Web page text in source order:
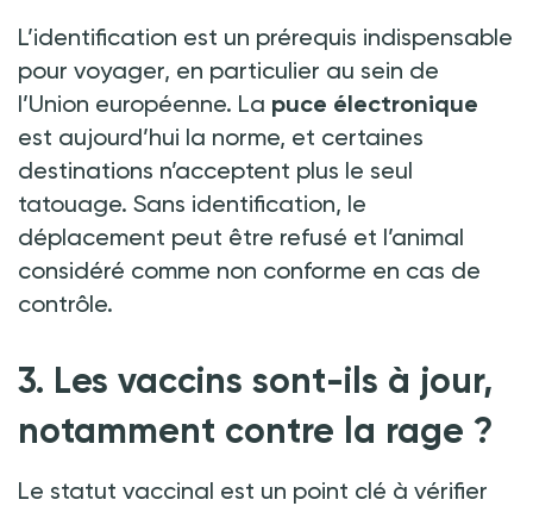
L’identification est un prérequis indispensable
pour voyager, en particulier au sein de
l’Union européenne. La puce électronique
est aujourd’hui la norme, et certaines
destinations n’acceptent plus le seul
tatouage. Sans identification, le
déplacement peut être refusé et l’animal
considéré comme non conforme en cas de
contrôle.
3. Les vaccins sont-ils à jour,
notamment contre la rage ?
Le statut vaccinal est un point clé à vérifier